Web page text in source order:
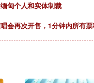
甸个人和实体制裁
会再次开售，1分钟内所有